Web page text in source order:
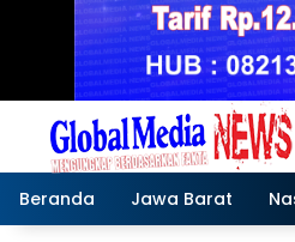
Beranda Jawa Barat